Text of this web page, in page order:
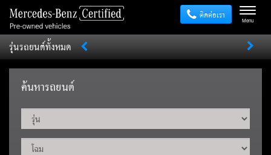
ติดต่อเรา Menu
รุ่นรถยนต์ทั้งหมด
Sprinter V Vito CLE
ค้นหารถยนต์